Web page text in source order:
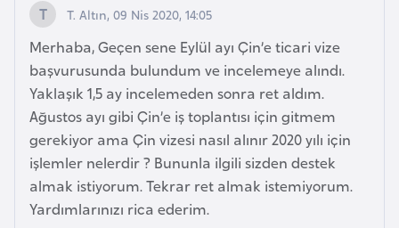
T. Altın, 09 Nis 2020, 14:05
Merhaba, Geçen sene Eylül ayı Çin’e ticari vize
başvurusunda bulundum ve incelemeye alındı.
Yaklaşık 1,5 ay incelemeden sonra ret aldım.
Ağustos ayı gibi Çin’e iş toplantısı için gitmem
gerekiyor ama Çin vizesi nasıl alınır 2020 yılı için
işlemler nelerdir ? Bununla ilgili sizden destek
almak istiyorum. Tekrar ret almak istemiyorum.
Yardımlarınızı rica ederim.
L
i
h
t
e
n
ş
t